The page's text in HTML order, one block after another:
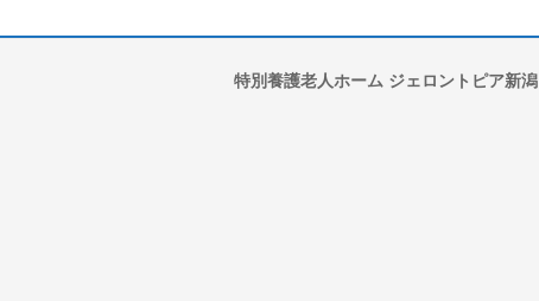
特別養護老人ホーム ジェロントピア新潟